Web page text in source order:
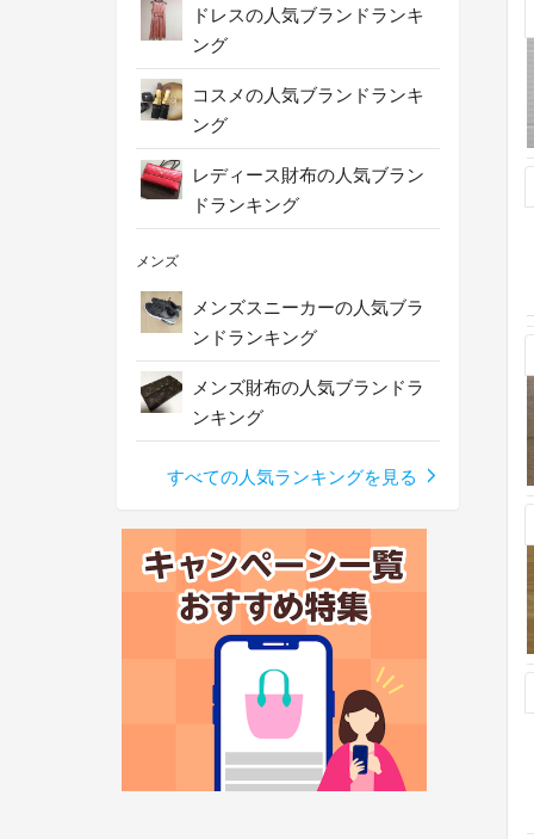
ドレスの人気ブランドランキ
ング
コスメの人気ブランドランキ
ング
レディース財布の人気ブラン
ドランキング
メンズ
メンズスニーカーの人気ブラ
ンドランキング
メンズ財布の人気ブランドラ
ンキング
すべての人気ランキングを見る